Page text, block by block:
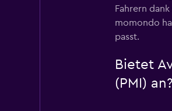
Fahrern
momondo
passt.
Bietet
(PMI) an?